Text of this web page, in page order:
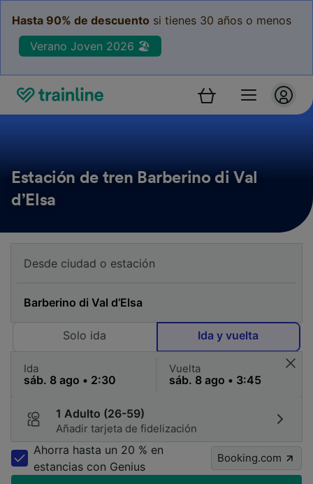
Hasta 90% de descuento si tienes 30 años o menos
Verano Joven 2026 🏖️
Estación de tren Barberino di Val
d’Elsa
Solo ida Ida y vuelta
Ida Vuelta
1 Adulto (26-59)
Añadir tarjeta de fidelización
Ahorra hasta un 20 % en
estancias con Genius
Booking.com